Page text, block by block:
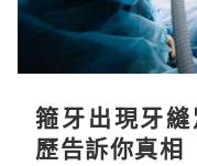
箍牙出現牙
歷告訴你真相